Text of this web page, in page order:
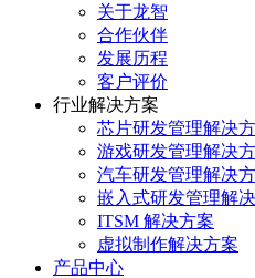
关于龙智
合作伙伴
发展历程
客户评价
行业解决方案
芯片研发管理解决
游戏研发管理解决
汽车研发管理解决
嵌入式研发管理解
ITSM 解决方案
虚拟制作解决方案
产品中心